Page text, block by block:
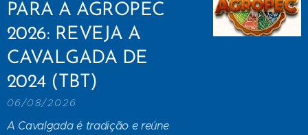
PARA A AGROPEC
2026: REVEJA A
CAVALGADA DE
2024 (TBT)
06/08/2026
A Cavalgada é tradição e reúne